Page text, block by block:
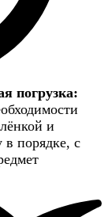
погрузка:
и
порядке, с